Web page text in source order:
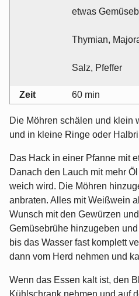
etwas
Thymian,
Salz, Pfeffer
Zeit 60 min
Die Möhren schälen und klein
und in kleine Ringe oder
Das Hack in einer Pfanne mit
Danach den Lauch mit mehr
weich wird. Die Möhren
anbraten. Alles mit Weißwein
Wunsch mit den Gewürzen
Gemüsebrühe hinzugeben
bis das Wasser fast komplett
dann vom Herd nehmen und
Wenn das Essen kalt ist, den